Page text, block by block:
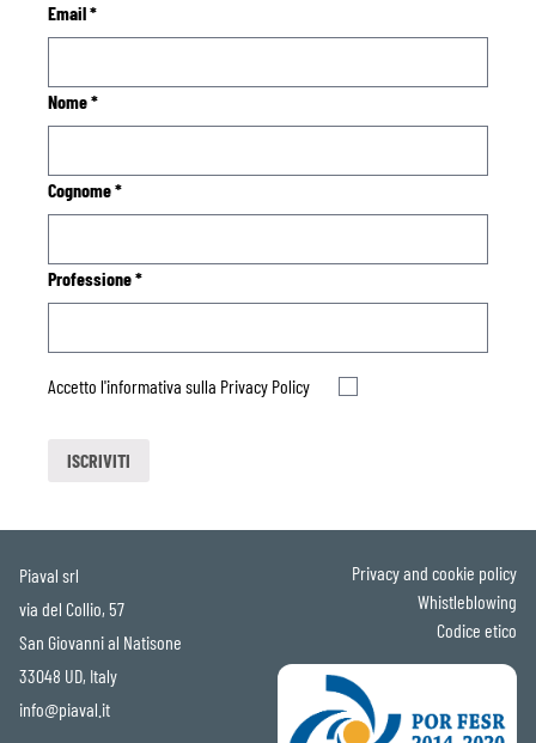
Email*
Nome*
Cognome*
Professione*
Accetto l'informativa sulla Privacy Policy
Piaval srl
via del Collio, 57
San Giovanni al Natisone
33048 UD, Italy
info@piaval.it
Privacy and cookie policy
Whistleblowing
Codice etico